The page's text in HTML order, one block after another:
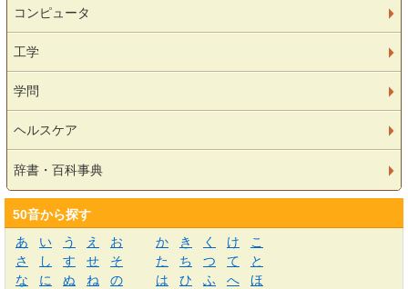
コンピュータ
工学
学問
ヘルスケア
辞書・百科事典
50音から探す
あ
い う え お か き く け
こ
さ
し す せ そ た ち つ て
と
な
に ぬ ね の は ひ ふ へ
ほ